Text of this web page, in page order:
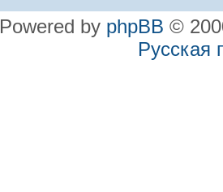
Powered by phpBB ©
Русская